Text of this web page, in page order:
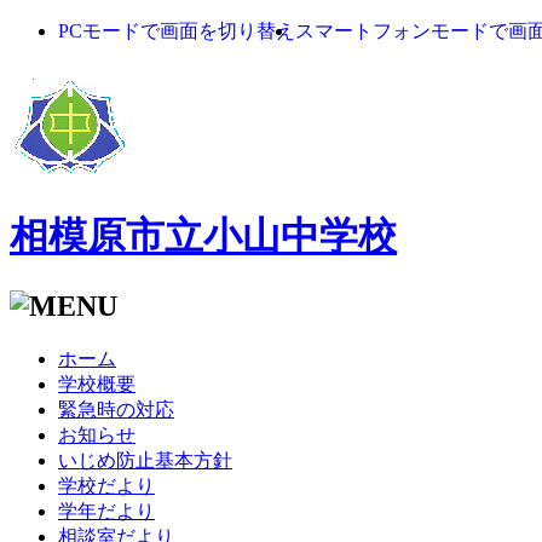
PCモードで画面を切り替え スマートフォンモードで画
相模原市立小山中学校
ホーム
学校概要
緊急時の対応
お知らせ
いじめ防止基本方針
学校だより
学年だより
相談室だより